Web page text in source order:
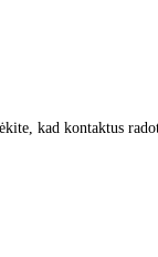
kad kontaktus